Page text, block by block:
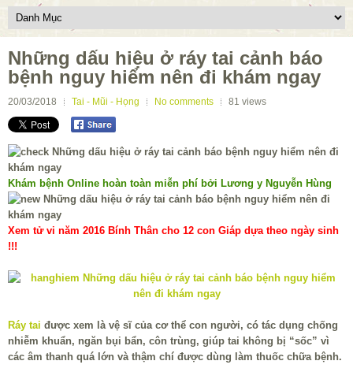
Những dấu hiệu ở ráy tai cảnh báo
bệnh nguy hiểm nên đi khám ngay
20/03/2018 Tai - Mũi - Họng No comments 81 views
Khám bệnh Online hoàn toàn miễn phí bởi Lương y Nguyễn Hùng
Xem tử vi năm 2016 Bính Thân cho 12 con Giáp dựa theo ngày sinh
!!!
Ráy tai được xem là vệ sĩ của cơ thể con người, có tác dụng chống
nhiễm khuẩn, ngăn bụi bẩn, côn trùng, giúp tai không bị “sốc” vì
các âm thanh quá lớn và thậm chí được dùng làm thuốc chữa bệnh.